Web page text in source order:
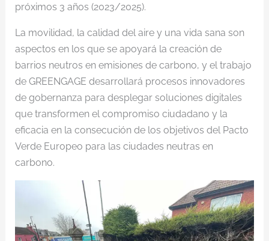
próximos 3 años (2023/2025).
La movilidad, la calidad del aire y una vida sana son
aspectos en los que se apoyará la creación de
barrios neutros en emisiones de carbono, y el trabajo
de GREENGAGE desarrollará procesos innovadores
de gobernanza para desplegar soluciones digitales
que transformen el compromiso ciudadano y la
eficacia en la consecución de los objetivos del Pacto
Verde Europeo para las ciudades neutras en
carbono.